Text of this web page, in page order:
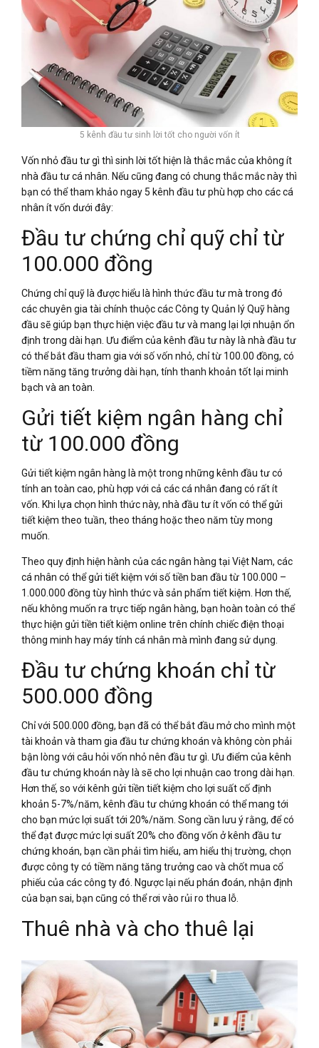
5 kênh đầu tư sinh lời tốt cho người vốn ít
Vốn nhỏ đầu tư gì thì sinh lời tốt hiện là thắc mắc của không ít
nhà đầu tư cá nhân. Nếu cũng đang có chung thắc mắc này thì
bạn có thể tham khảo ngay 5 kênh đầu tư phù hợp cho các cá
nhân ít vốn dưới đây:
Đầu tư chứng chỉ quỹ chỉ từ
100.000 đồng
Chứng chỉ quỹ là được hiểu là hình thức đầu tư mà trong đó
các chuyên gia tài chính thuộc các Công ty Quản lý Quỹ hàng
đầu sẽ giúp bạn thực hiện việc đầu tư và mang lại lợi nhuận ổn
định trong dài hạn. Ưu điểm của kênh đầu tư này là nhà đầu tư
có thể bắt đầu tham gia với số vốn nhỏ, chỉ từ 100.00 đồng, có
tiềm năng tăng trưởng dài hạn, tính thanh khoản tốt lại minh
bạch và an toàn.
Gửi tiết kiệm ngân hàng chỉ
từ 100.000 đồng
Gửi tiết kiệm ngân hàng là một trong những kênh đầu tư có
tính an toàn cao, phù hợp với cả các cá nhân đang có rất ít
vốn. Khi lựa chọn hình thức này, nhà đầu tư ít vốn có thể gửi
tiết kiệm theo tuần, theo tháng hoặc theo năm tùy mong
muốn.
Theo quy định hiện hành của các ngân hàng tại Việt Nam, các
cá nhân có thể gửi tiết kiệm với số tiền ban đầu từ 100.000 –
1.000.000 đồng tùy hình thức và sản phẩm tiết kiệm. Hơn thế,
nếu không muốn ra trực tiếp ngân hàng, bạn hoàn toàn có thể
thực hiện gửi tiền tiết kiệm online trên chính chiếc điện thoại
thông minh hay máy tính cá nhân mà mình đang sử dụng.
Đầu tư chứng khoán chỉ từ
500.000 đồng
Chỉ với 500.000 đồng, bạn đã có thể bắt đầu mở cho mình một
tài khoản và tham gia đầu tư chứng khoán và không còn phải
bận lòng với câu hỏi vốn nhỏ nên đầu tư gì. Ưu điểm của kênh
đầu tư chứng khoán này là sẽ cho lợi nhuận cao trong dài hạn.
Hơn thế, so với kênh gửi tiền tiết kiệm cho lợi suất cố định
khoản 5-7%/năm, kênh đầu tư chứng khoán có thể mang tới
cho bạn mức lợi suất tới 20%/năm. Song cần lưu ý rằng, để có
thể đạt được mức lợi suất 20% cho đồng vốn ở kênh đầu tư
chứng khoán, bạn cần phải tìm hiểu, am hiểu thị trường, chọn
được công ty có tiềm năng tăng trưởng cao và chốt mua cổ
phiếu của các công ty đó. Ngược lại nếu phán đoán, nhận định
của bạn sai, bạn cũng có thể rơi vào rủi ro thua lỗ.
Thuê nhà và cho thuê lại